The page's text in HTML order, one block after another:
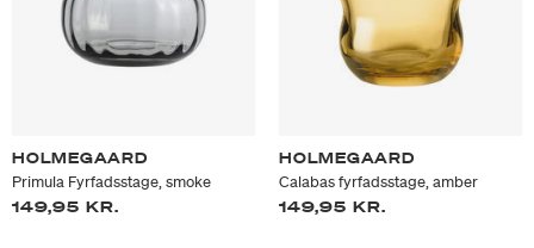
HOLMEGAARD
Primula Fyrfadsstage, smoke
149,95 KR.
HOLMEGAARD
Calabas fyrfadsstage, amber
149,95 KR.